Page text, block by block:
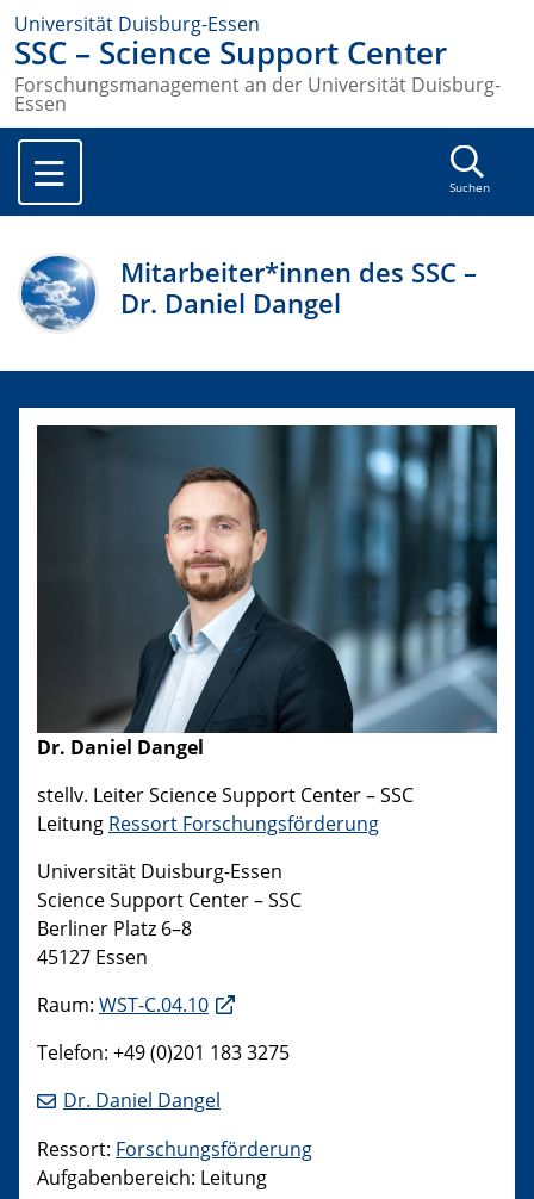
Universität Duisburg-Essen
SSC – Science Support Center
Forschungsmanagement an der Universität Duisburg-
Essen
Suchen
Mitarbeiter*innen des SSC –
Dr. Daniel Dangel
Dr. Daniel Dangel
stellv. Leiter Science Support Center – SSC
Leitung Ressort Forschungsförderung
Universität Duisburg-Essen
Science Support Center – SSC
Berliner Platz 6–8
45127 Essen
Raum: WST-C.04.10
Telefon: +49 (0)201 183 3275
Dr. Daniel Dangel
Ressort: Forschungsförderung
Aufgabenbereich: Leitung